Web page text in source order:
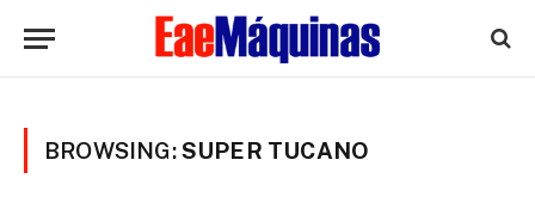
BROWSING:SUPER TUCANO